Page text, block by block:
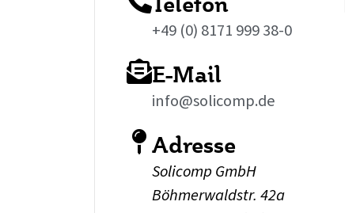
+49 (0) 8171 999 38-0
E-Mail
info@solicomp.de
Adresse
Solicomp GmbH
Böhmerwaldstr. 42a